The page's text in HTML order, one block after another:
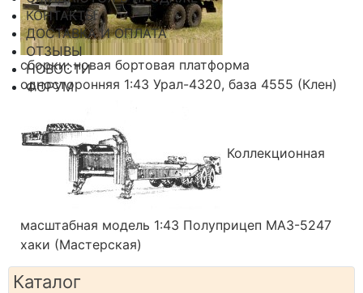
КОНТАКТЫ
ДОСТАВКА И ОПЛАТА
ОТЗЫВЫ
НОВОСТИ
ФОРУМ
сборки: новая бортовая платформа
односторонняя 1:43 Урал-4320, база 4555 (Клен)
Коллекционная
масштабная модель 1:43 Полуприцеп МАЗ-5247
хаки (Мастерская)
Каталог